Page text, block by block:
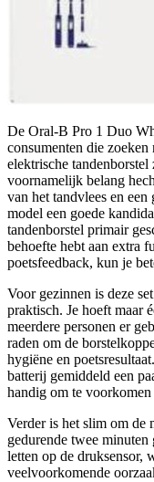
De Oral-B Pro 1 Duo
consumenten die zoeken
elektrische
voornamelijk belang
van het tandvlees en
model een goede
tandenborstel primair
behoefte hebt aan extra
poetsfeedback, kun je
Voor gezinnen is deze
praktisch. Je hoeft maar
meerdere personen er
raden om de
hygiëne en
batterij gemiddeld een
handig om te
Verder is het slim om de
gedurende twee
letten op de druksensor,
veelvoorkomende